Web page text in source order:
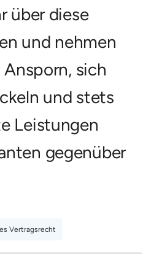
über diese
und nehmen
sich
und stets
Leistungen
gegenüber
Vertragsrecht